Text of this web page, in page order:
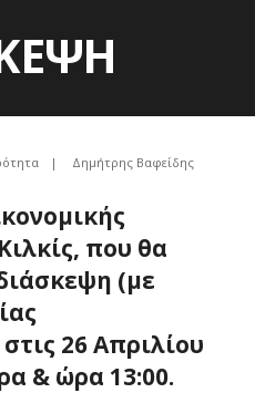
| Δημήτρης Βαφείδης
, που θα
(με
26 Απριλίου
& ώρα 13:00.